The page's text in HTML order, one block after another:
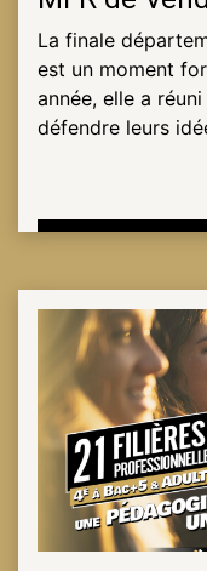
ESPACE
PRO
La finale
est un moment
année, elle a
défendre leurs